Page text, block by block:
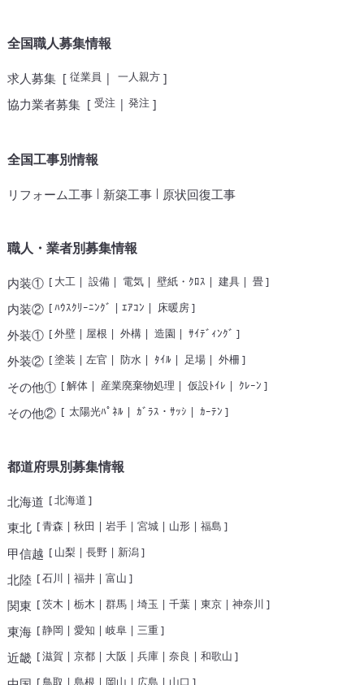
全国職人募集情報
求人募集[ 従業員| 一人親方]
協力業者募集[ 受注| 発注]
全国工事別情報
リフォーム工事| 新築工事| 原状回復工事
職人・業者別募集情報
内装①[ 大工| 設備| 電気| 壁紙・ｸﾛｽ | 建具| 畳]
内装②[ﾊｳｽｸﾘｰﾆﾝｸﾞ | ｴｱｺﾝ | 床暖房]
外装①[外壁| 屋根 | 外構| 造園 | ｻｲﾃﾞｨﾝｸﾞ ]
外装②[塗装 | 左官 | 防水| ﾀｲﾙ | 足場| 外柵 ]
その他①[解体| 産業廃棄物処理 | 仮設ﾄｲﾚ | ｸﾚｰﾝ ]
その他②[ 太陽光ﾊﾟﾈﾙ | ｶﾞﾗｽ・ｻｯｼ | ｶｰﾃﾝ ]
都道府県別募集情報
北海道 [北海道 ]
東北 [青森 | 秋田 | 岩手| 宮城| 山形| 福島 ]
甲信越 [ 山梨 | 長野| 新潟]
北陸 [石川 | 福井| 富山 ]
関東 [茨木 | 栃木 | 群馬| 埼玉 | 千葉| 東京| 神奈川 ]
東海[静岡 | 愛知 | 岐阜| 三重]
近畿[滋賀 | 京都| 大阪 | 兵庫| 奈良 | 和歌山 ]
[鳥取 | 島根 | 岡山 | 広島 | 山口 ]